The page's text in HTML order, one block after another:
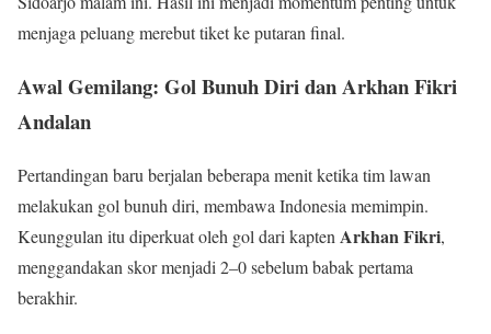
menjaga peluang merebut tiket ke putaran final.
Awal Gemilang: Gol Bunuh Diri dan Arkhan Fikri
Andalan
Pertandingan baru berjalan beberapa menit ketika tim lawan
melakukan gol bunuh diri, membawa Indonesia memimpin.
Keunggulan itu diperkuat oleh gol dari kapten Arkhan Fikri,
menggandakan skor menjadi 2–0 sebelum babak pertama
berakhir.